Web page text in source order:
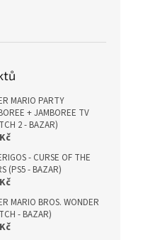
MARIO PARTY
+ JAMBOREE TV
2 - BAZAR)
- CURSE OF THE
(PS5 - BAZAR)
MARIO BROS. WONDER
- BAZAR)